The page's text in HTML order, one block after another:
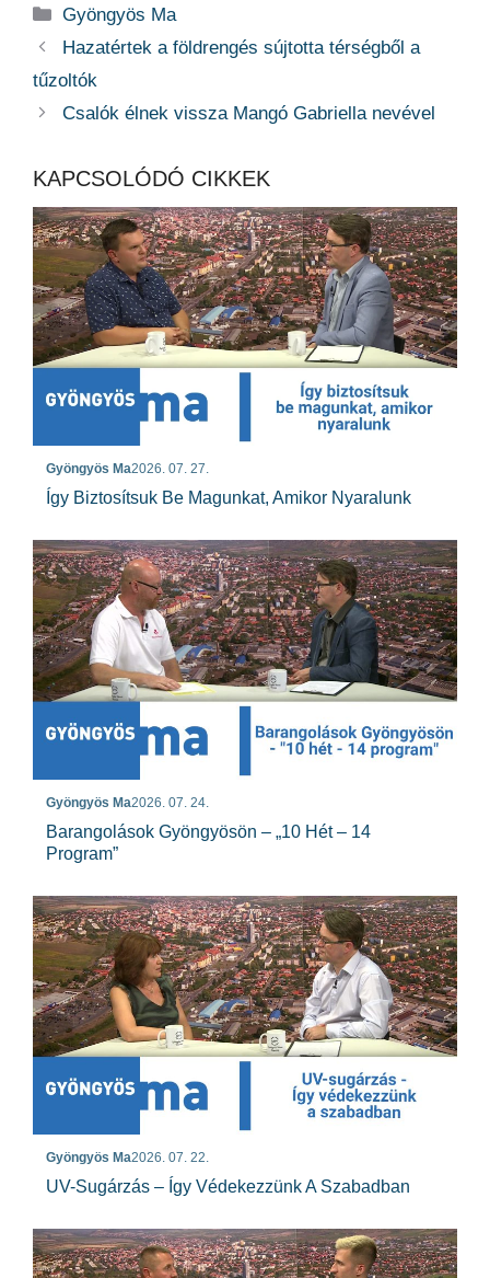
Kategória
Gyöngyös Ma
Hazatértek a földrengés sújtotta térségből a
tűzoltók
Csalók élnek vissza Mangó Gabriella nevével
KAPCSOLÓDÓ CIKKEK
Gyöngyös Ma2026. 07. 27.
Így Biztosítsuk Be Magunkat, Amikor Nyaralunk
Gyöngyös Ma2026. 07. 24.
Barangolások Gyöngyösön – „10 Hét – 14
Program”
Gyöngyös Ma2026. 07. 22.
UV-Sugárzás – Így Védekezzünk A Szabadban